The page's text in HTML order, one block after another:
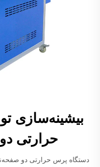
بیشینه‌سازی
حرارتی
دستگاه پرس حرارتی دو